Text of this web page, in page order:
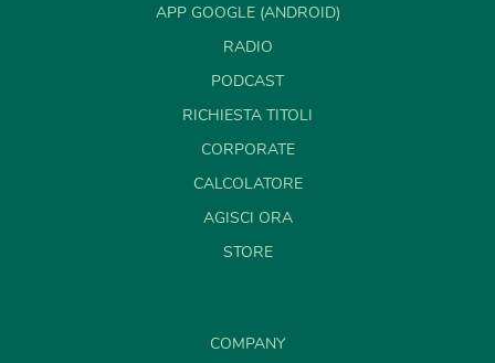
APP GOOGLE (ANDROID)
RADIO
PODCAST
RICHIESTA TITOLI
CORPORATE
CALCOLATORE
AGISCI ORA
STORE
COMPANY